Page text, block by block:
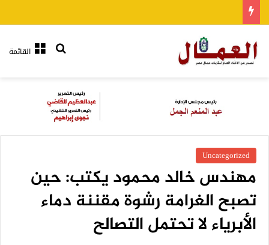
القائمةبحث عن
Uncategorized
مهندس خالد محمود يكتب: حين
تصبح الغرامة رشوة مقننة دماء
الأبرياء لا تحتمل التصالح